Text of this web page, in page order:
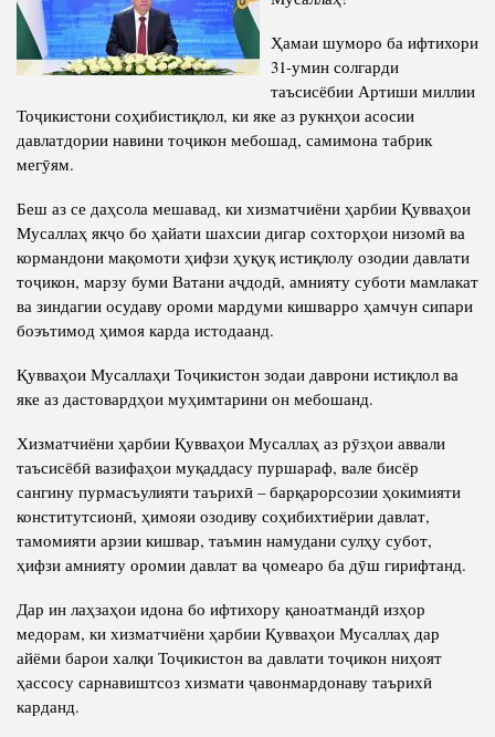
Салоҳият
Тарҷумаи ҳол
Китобҳо
Мақолаҳо
Хадамоти матбуот
ПРЕЗИДЕНТИ ҶУМҲУРИИ ТОҶИКИСТОН
Сохтори Институт
Роҳбарон ва кормандон
Ҳамаи шуморо ба ифтихори
31-умин солгарди
таъсисёбии Артиши миллии
Тоҷикистони соҳибистиқлол, ки яке аз рукнҳои асосии
давлатдории навини тоҷикон мебошад, самимона табрик
мегӯям.
Беш аз се даҳсола мешавад, ки хизматчиёни ҳарбии Қувваҳои
Мусаллаҳ якҷо бо ҳайати шахсии дигар сохторҳои низомӣ ва
кормандони мақомоти ҳифзи ҳуқуқ истиқлолу озодии давлати
тоҷикон, марзу буми Ватани аҷдодӣ, амнияту суботи мамлакат
ва зиндагии осудаву ороми мардуми кишварро ҳамчун сипари
боэътимод ҳимоя карда истодаанд.
Қувваҳои Мусаллаҳи Тоҷикистон зодаи даврони истиқлол ва
яке аз дастовардҳои муҳимтарини он мебошанд.
Хизматчиёни ҳарбии Қувваҳои Мусаллаҳ аз рӯзҳои аввали
таъсисёбӣ вазифаҳои муқаддасу пуршараф, вале бисёр
сангину пурмасъулияти таърихӣ – барқарорсозии ҳокимияти
конститутсионӣ, ҳимояи озодиву соҳибихтиёрии давлат,
тамомияти арзии кишвар, таъмин намудани сулҳу субот,
ҳифзи амнияту оромии давлат ва ҷомеаро ба дӯш гирифтанд.
Дар ин лаҳзаҳои идона бо ифтихору қаноатмандӣ изҳор
медорам, ки хизматчиёни ҳарбии Қувваҳои Мусаллаҳ дар
айёми барои халқи Тоҷикистон ва давлати тоҷикон ниҳоят
ҳассосу сарнавиштсоз хизмати ҷавонмардонаву таърихӣ
карданд.